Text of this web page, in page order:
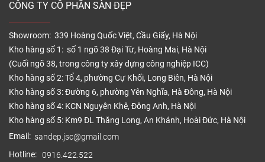
CÔNG TY CỔ PHẦN SÀN ĐẸP
Showroom: 339 Hoàng Quốc Việt, Cầu Giấy, Hà Nội
Kho hàng số 1: số 1 ngõ 38 Đại Từ, Hoàng Mai, Hà Nội
(Cuối ngõ 38, trong công ty xây dựng công nghiệp ICC)
Kho hàng số 2: Tổ 4, phường Cự Khối, Long Biên, Hà Nội
Kho hàng số 3: Đường 6, phường Yên Nghĩa, Hà Đông, Hà Nội
Kho hàng số 4: KCN Nguyên Khê, Đông Anh, Hà Nội
Kho hàng số 5: Km9 ĐL Thăng Long, An Khánh, Hoài Đức, Hà Nội
Email: sandep.jsc@gmail.com
Hotline: 0916.422.522